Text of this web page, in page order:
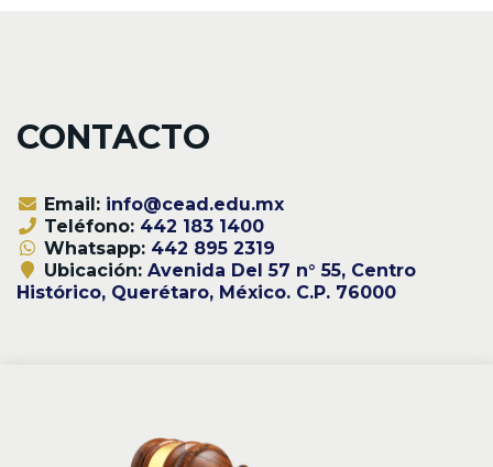
CONTACTO
Email: info@cead.edu.mx
Teléfono: 442 183 1400
Whatsapp: 442 895 2319
Ubicación: Avenida Del 57 n° 55, Centro
Histórico, Querétaro, México. C.P. 76000